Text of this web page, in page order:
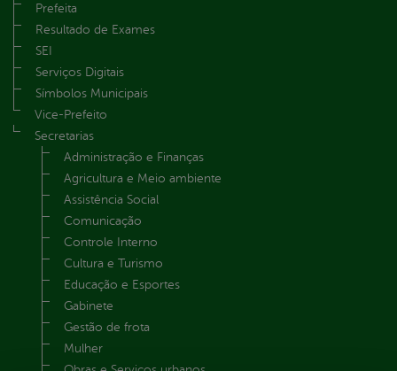
Prefeita
Resultado de Exames
SEI
Serviços Digitais
Símbolos Municipais
Vice-Prefeito
Secretarias
Administração e Finanças
Agricultura e Meio ambiente
Assistência Social
Comunicação
Controle Interno
Cultura e Turismo
Educação e Esportes
Gabinete
Gestão de frota
Mulher